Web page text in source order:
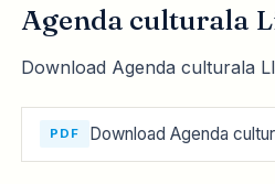
Agenda culturala
Download Agenda culturala
PDF Download Agenda